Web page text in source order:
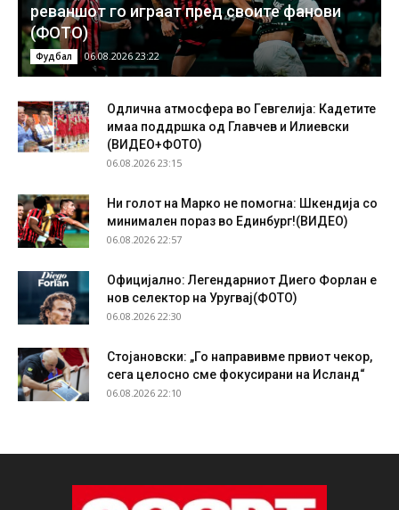
реваншот го играат пред своите фанови
(ФОТО)
Фудбал 06.08.2026 23:22
Одлична атмосфера во Гевгелија: Кадетите
имаа поддршка од Главчев и Илиевски
(ВИДЕО+ФОТО)
06.08.2026 23:15
Ни голот на Марко не помогна: Шкендија со
минимален пораз во Единбург!(ВИДЕО)
06.08.2026 22:57
Официјално: Легендарниот Диего Форлан е
нов селектор на Уругвај(ФОТО)
06.08.2026 22:30
Стојановски: „Го направивме првиот чекор,
сега целосно сме фокусирани на Исланд“
06.08.2026 22:10